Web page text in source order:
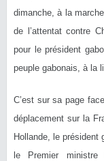
dimanche, à la
de l’attentat contre
pour le président
peuple gabonais, à la
C’est sur sa page
déplacement sur la
Hollande, le président
le Premier